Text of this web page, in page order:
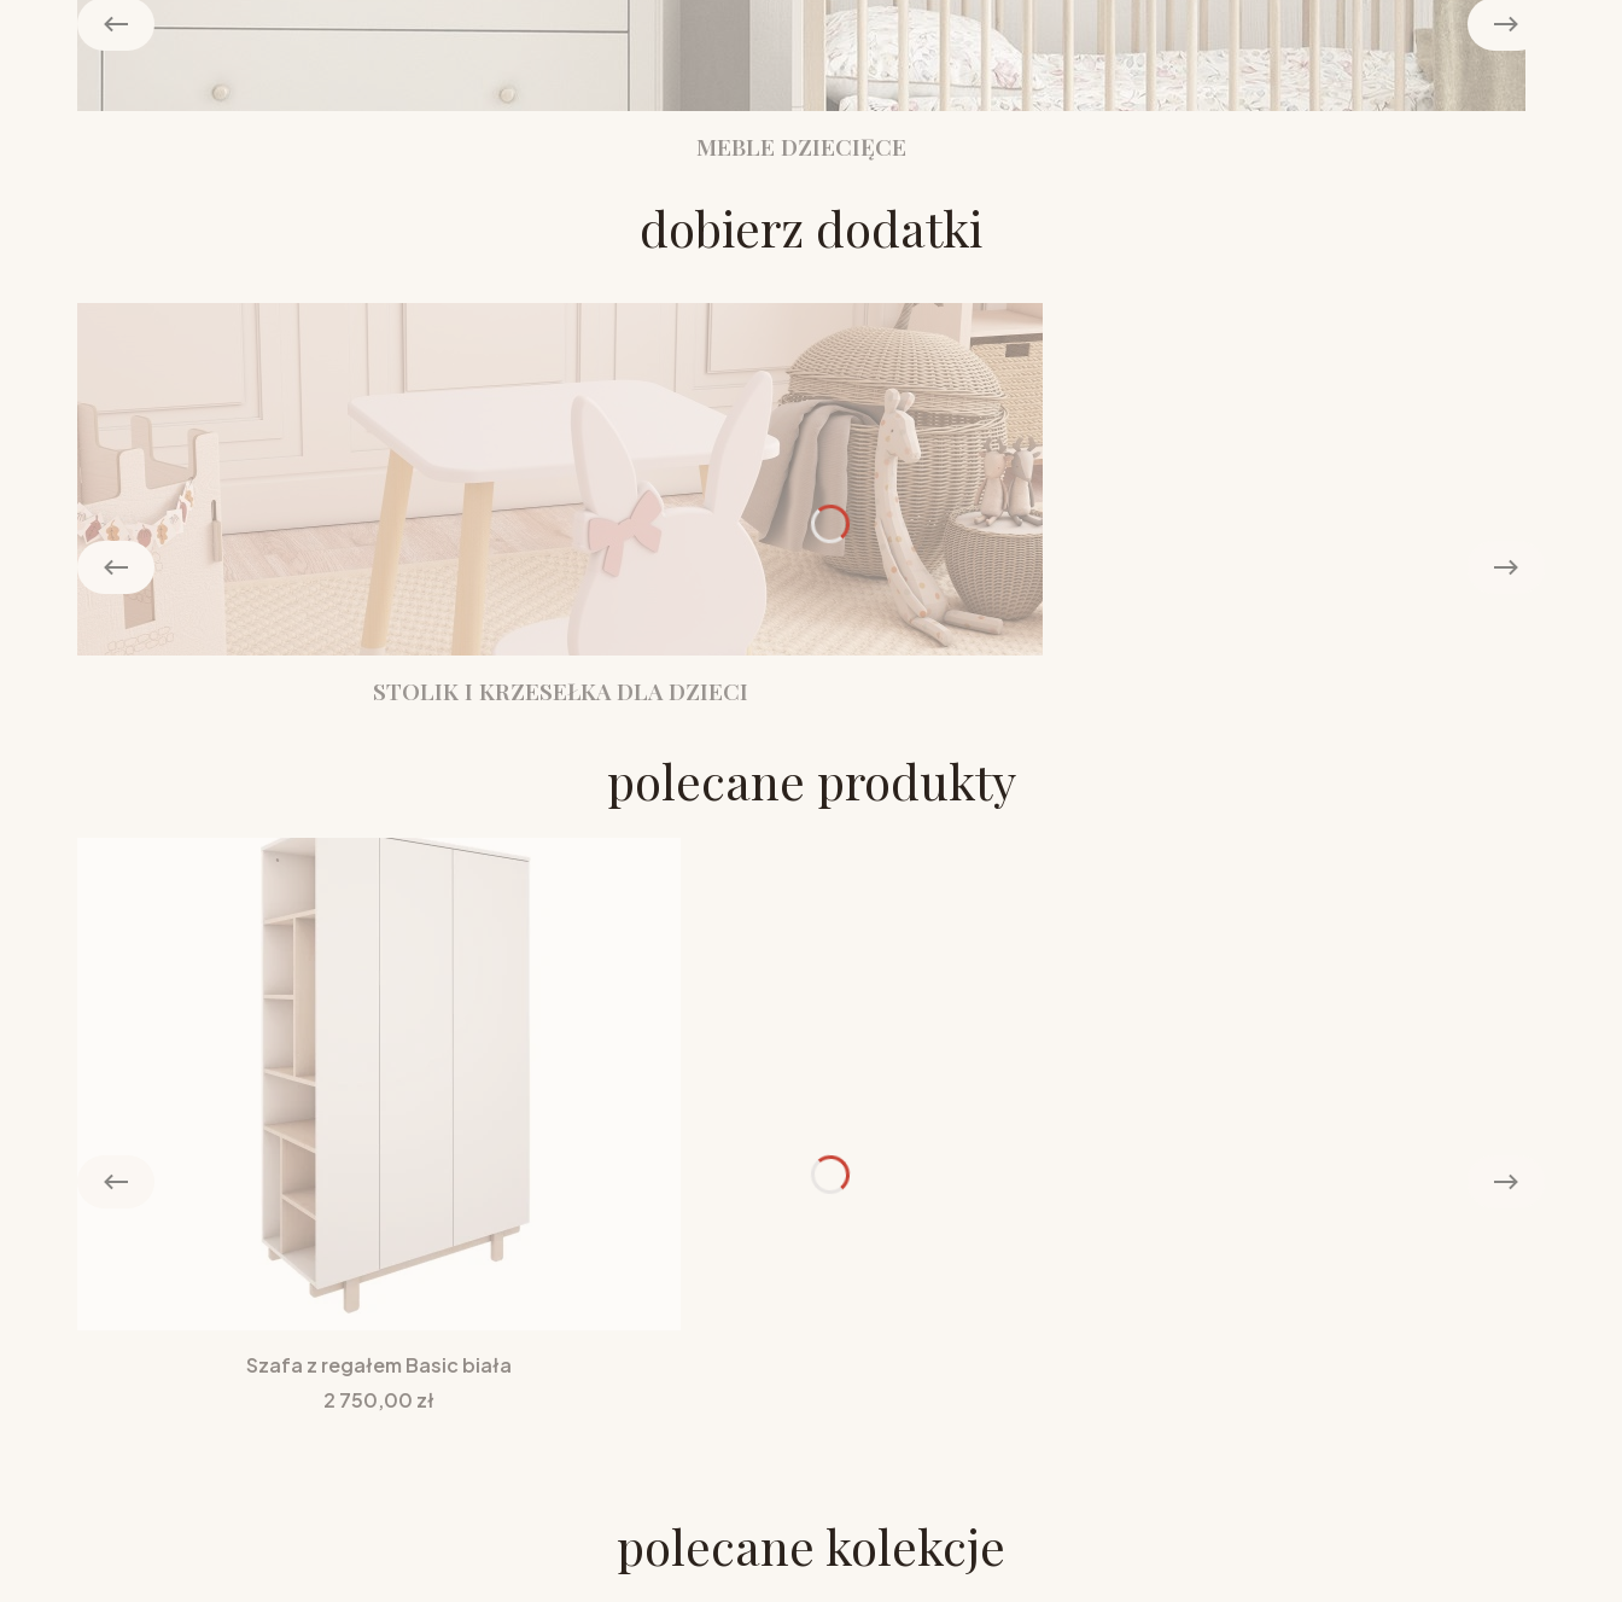
MEBLE DZIECIĘCE
dobierz dodatki
STOLIK I KRZESEŁKA DLA DZIECI
polecane produkty
Szafa z regałem Basic biała
Cena
2 750,00 zł
polecane kolekcje